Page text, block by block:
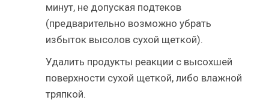
минут, не допуская подтеков
(предварительно возможно убрать
избыток высолов сухой щеткой).
Удалить продукты реакции с высохшей
поверхности сухой щеткой, либо влажной
тряпкой.